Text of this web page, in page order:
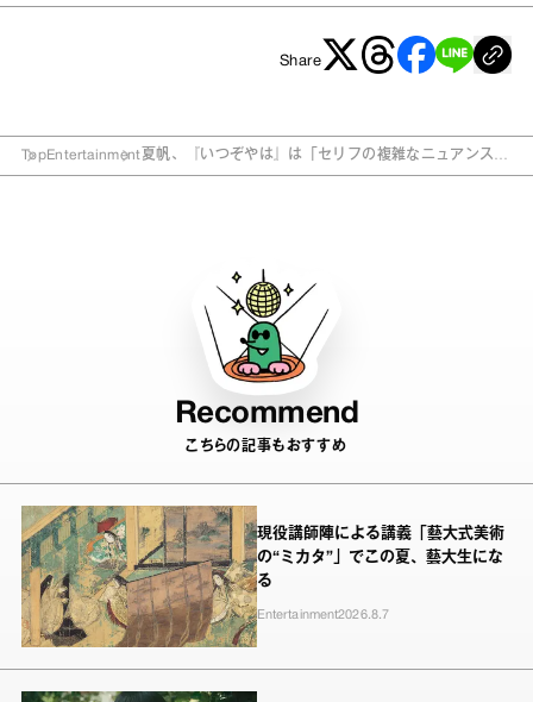
Share
TopEntertainment夏帆、『いつぞやは』は「セリフの複雑なニュアンスを
Recommend
こちらの記事もおすすめ
現役講師陣による講義「藝大式美術
の“ミカタ”」でこの夏、藝大生にな
る
Entertainment2026.8.7